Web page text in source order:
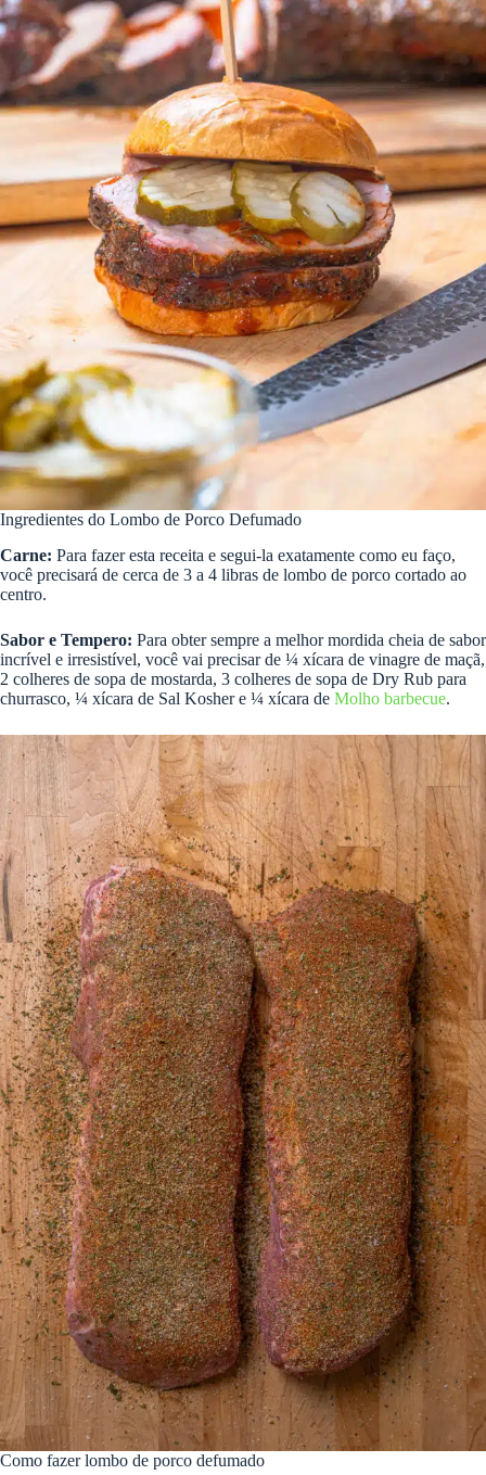
Ingredientes do Lombo de Porco Defumado
Carne: Para fazer esta receita e segui-la exatamente como eu faço,
você precisará de cerca de 3 a 4 libras de lombo de porco cortado ao
centro.
Sabor e Tempero: Para obter sempre a melhor mordida cheia de sabor
incrível e irresistível, você vai precisar de ¼ xícara de vinagre de maçã,
2 colheres de sopa de mostarda, 3 colheres de sopa de Dry Rub para
churrasco, ¼ xícara de Sal Kosher e ¼ xícara de Molho barbecue.
Como fazer lombo de porco defumado